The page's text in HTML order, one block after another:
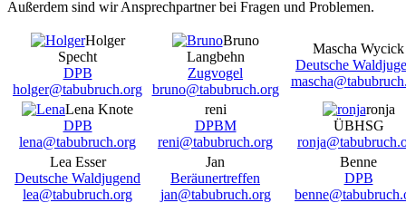
Außerdem sind wir Ansprechpartner bei Fragen und Problemen.
Holger
Specht
DPB
holger@tabubruch.org
Bruno
Langbehn
Zugvogel
bruno@tabubruch.org
Mascha Wycick
Deutsche
Lena Knote
DPB
lena@tabubruch.org
reni
DPBM
reni@tabubruch.org
ronja
ÜBHSG
Lea Esser
Deutsche Waldjugend
lea@tabubruch.org
Jan
Beräunertreffen
jan@tabubruch.org
Benne
DPB